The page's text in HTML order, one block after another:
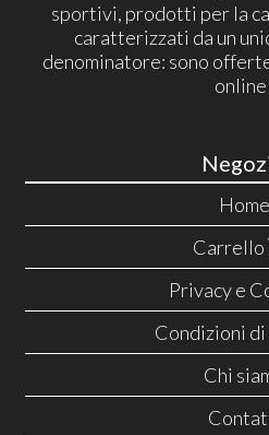
sportivi, prodotti per la
caratterizzati da un
denominatore: sono
Home
Carrello
Privacy e
Condizioni
Chi